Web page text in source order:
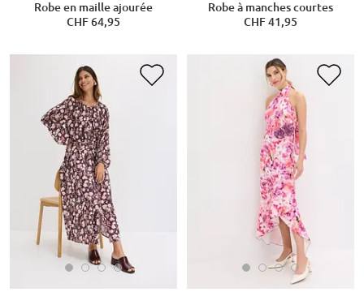
Robe en maille ajourée
CHF 64,95
Robe à manches courtes
CHF 41,95